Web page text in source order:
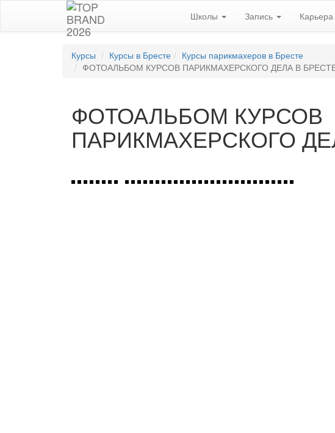
Школы Запись Карьера
Курсы Курсы в Бресте
Курсы парикмахеров в Бресте
ФОТОАЛЬБОМ КУРСОВ ПАРИКМАХЕРСКОГО ДЕЛА В
ФОТОАЛЬБОМ КУРСОВ
ПАРИКМАХЕРСКОГО